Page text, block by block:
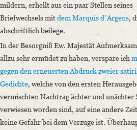
mildern, erhellt aus ein paar Stellen seines
Briefwechsels mitdem Marquis dʼArgens,
abschriftlich beilege.
In der Besorgniß Ew. Majestät
allzu sehr ermüdet zu haben, verspare ich
gegen den erneuerten Abdruck zweier
Gedichte, welche von den ersten
vermischten Nachtrag ächter und unächter
verwiesen worden sind, auf eine andere
keine Gefahr bei dem Verzuge ist.